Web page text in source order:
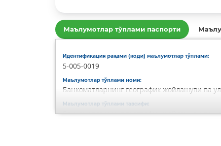
Маълумотлар тўплами паспорти
Идентификация рақами (коди) маълумотлар тўплами:
5-005-0019
Маълумотлар тўплами номи:
Банкоматларнинг географик жойлашуви ва
Маълумотлар тўплами тавсифи:
Банкоматларнинг географик жойлашуви ва